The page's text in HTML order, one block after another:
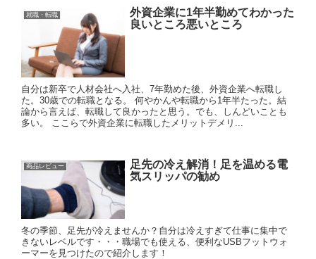
就職・転職
外資企業に1年半勤めてわかった
良いところ悪いところ
自分は新卒で人材会社へ入社、7年勤めた後、外資企業へ転職し
た。30歳での転職となる。 何やかんや転職から1年半たった。結
論から言えば、転職して良かったと思う。でも、しんどいことも
多い。 ここらで外資企業に転職したメリットデメリ...
商品レビュー
足先の冷え解消！足を温める電
気スリッパの勧め
冬の季節、足先が冷えませんか？自分は冷えすぎて仕事に集中で
きないレベルです・・・職場でも使える、便利なUSBフットウォ
ーマーを見つけたので紹介します！